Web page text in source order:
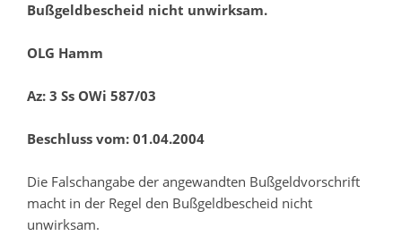
Bußgeldbescheid nicht unwirksam.
OLG Hamm
Az: 3 Ss OWi 587/03
Beschluss vom: 01.04.2004
Die Falschangabe der angewandten Bußgeldvorschrift
macht in der Regel den Bußgeldbescheid nicht
unwirksam.